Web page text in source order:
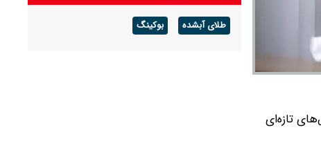
تازه‌ای
عبور ۲ نفت‌کش پاکستانی از تنگه باب‌المندب
طلای آبشده بوکینگ